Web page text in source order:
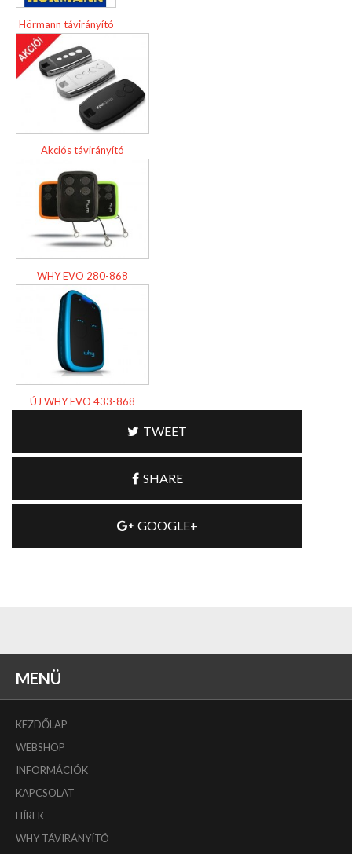
Hörmann távirányító
Akciós távirányító
WHY EVO 280-868
ÚJ WHY EVO 433-868
TWEET
SHARE
GOOGLE+
MENÜ
KEZDŐLAP
WEBSHOP
INFORMÁCIÓK
KAPCSOLAT
HÍREK
WHY TÁVIRÁNYÍTÓ